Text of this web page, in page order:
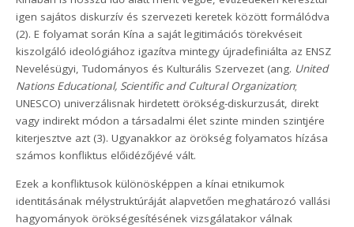
igen sajátos diskurzív és szervezeti keretek között formálódva
(2). E folyamat során Kína a saját legitimációs törekvéseit
kiszolgáló ideológiához igazítva mintegy újradefiniálta az ENSZ
Nevelésügyi, Tudományos és Kulturális Szervezet (ang. United
Nations Educational, Scientific and Cultural Organization;
UNESCO) univerzálisnak hirdetett örökség-diskurzusát, direkt
vagy indirekt módon a társadalmi élet szinte minden szintjére
kiterjesztve azt (3). Ugyanakkor az örökség folyamatos hízása
számos konfliktus előidézőjévé vált.
Ezek a konfliktusok különösképpen a kínai etnikumok
identitásának mélystruktúráját alapvetően meghatározó vallási
hagyományok örökségesítésének vizsgálatakor válnak